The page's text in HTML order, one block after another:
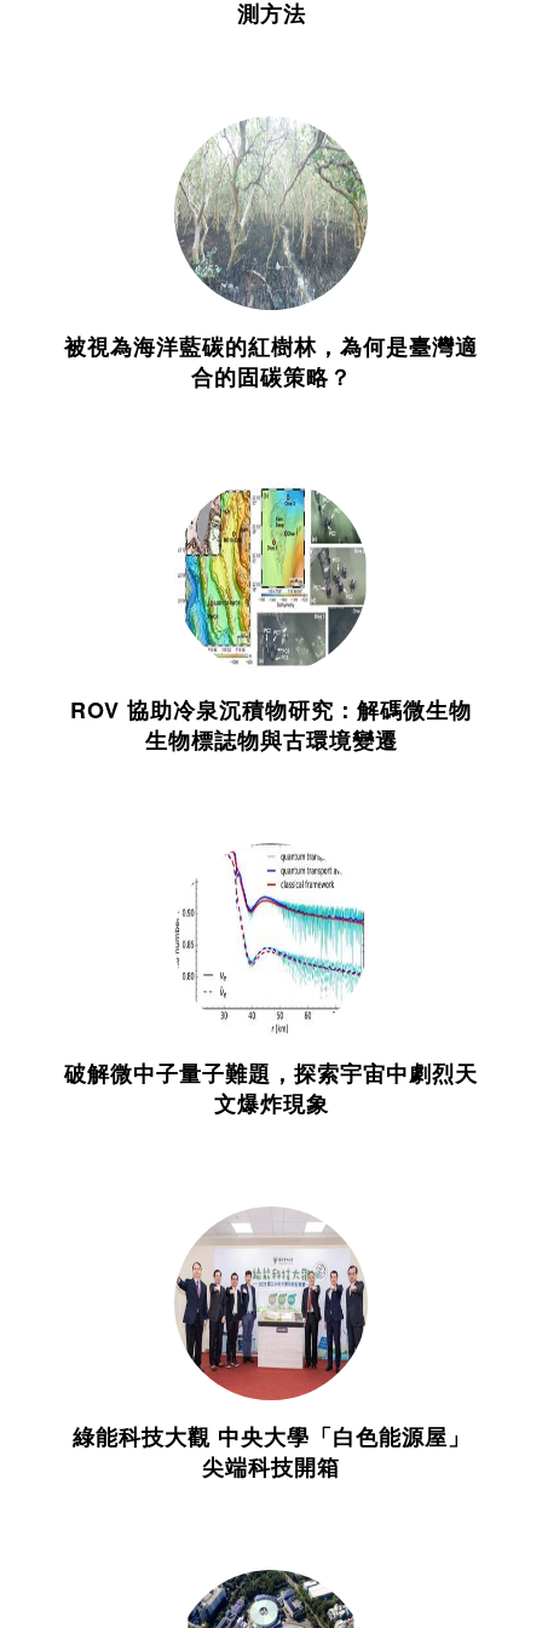
測方法
被視為海洋藍碳的紅樹林，為何是臺灣適
合的固碳策略？
ROV 協助冷泉沉積物研究：解碼微生物
生物標誌物與古環境變遷
破解微中子量子難題，探索宇宙中劇烈天
文爆炸現象
綠能科技大觀 中央大學「白色能源屋」
尖端科技開箱